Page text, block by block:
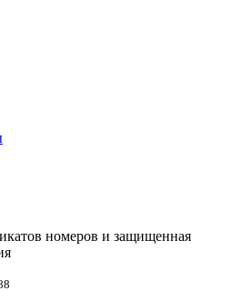
номеров и защищенная